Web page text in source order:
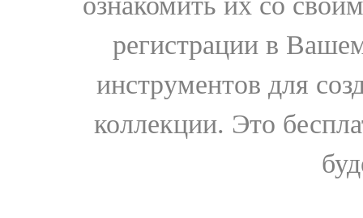
регистрации в
инструментов для
коллекции. Это